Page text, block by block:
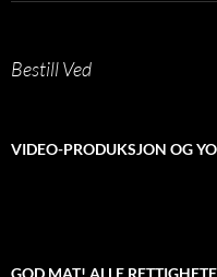
Bestill Ved
VIDEO-PRODUKSJON OG
GOD MAT! ALLE